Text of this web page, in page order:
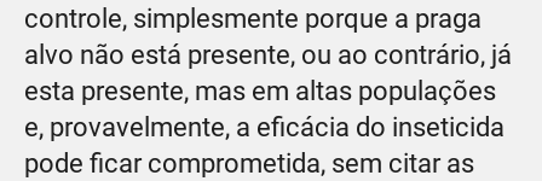
controle, simplesmente porque a praga
alvo não está presente, ou ao contrário, já
esta presente, mas em altas populações
e, provavelmente, a eficácia do inseticida
pode ficar comprometida, sem citar as